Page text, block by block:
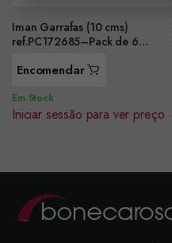
Iman Garrafas (10 cms)
ref.PC172685–Pack de 6
Encomendar
Em Stock
Iniciar sessão para ver preço